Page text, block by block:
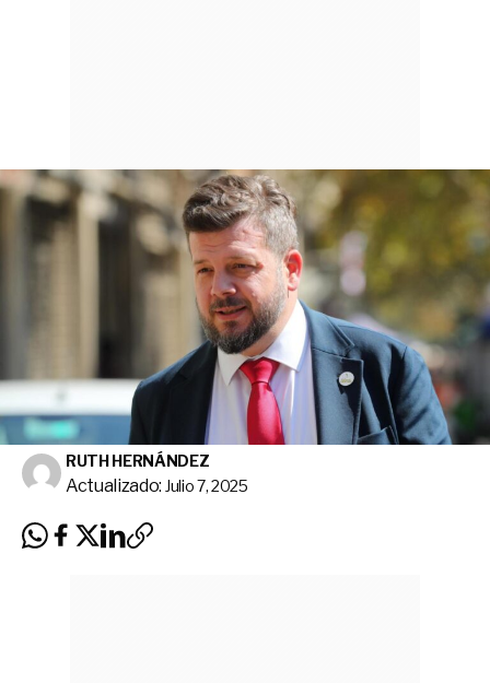
RUTH HERNÁNDEZ
Actualizado: Julio 7, 2025